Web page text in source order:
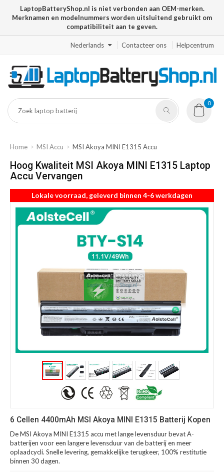
LaptopBatteryShop.nl is niet verbonden aan OEM-merken.
Merknamen en modelnummers worden uitsluitend gebruikt om
compatibiliteit aan te geven.
Nederlands Contacteer ons Helpcentrum
0
Home MSI Accu MSI Akoya MINI E1315 Accu
Hoog Kwaliteit MSI Akoya MINI E1315 Laptop
Accu Vervangen
Lokale voorraad, geleverd binnen 4-6 werkdagen
6 Cellen 4400mAh MSI Akoya MINI E1315 Batterij Kopen
De MSI Akoya MINI E1315 accu met lange levensduur bevat A-
batterijen voor een langere levensduur van de batterij en meer
oplaadcycli. Snelle levering, gemakkelijke terugkeer, 100% restitutie
binnen 30 dagen.